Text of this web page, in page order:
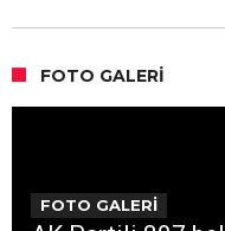
FOTO GALERI
FOTO GALERİ